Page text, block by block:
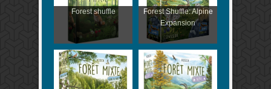
Forest shuffle
Forest Shuffle: Alpine
Expansion